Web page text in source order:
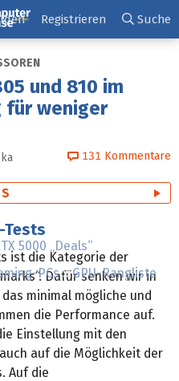
5000 „Deals“
PCs
GPU-Rangliste
Registrieren Suche
und 810 im
für weniger
131 Kommentare
Tests
ist die Kategorie der
Dafür senken wir in
minimal mögliche und
die Performance auf.
Einstellung mit den
auf die Möglichkeit der
Auf die